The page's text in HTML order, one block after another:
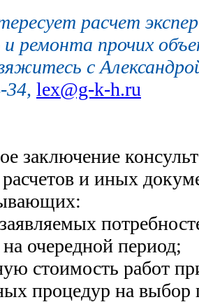
расчет
ремонта прочих
с
34, lex@g-k-h.ru
заключение
и иных
очередной период;
стоимость работ
процедур на выбор